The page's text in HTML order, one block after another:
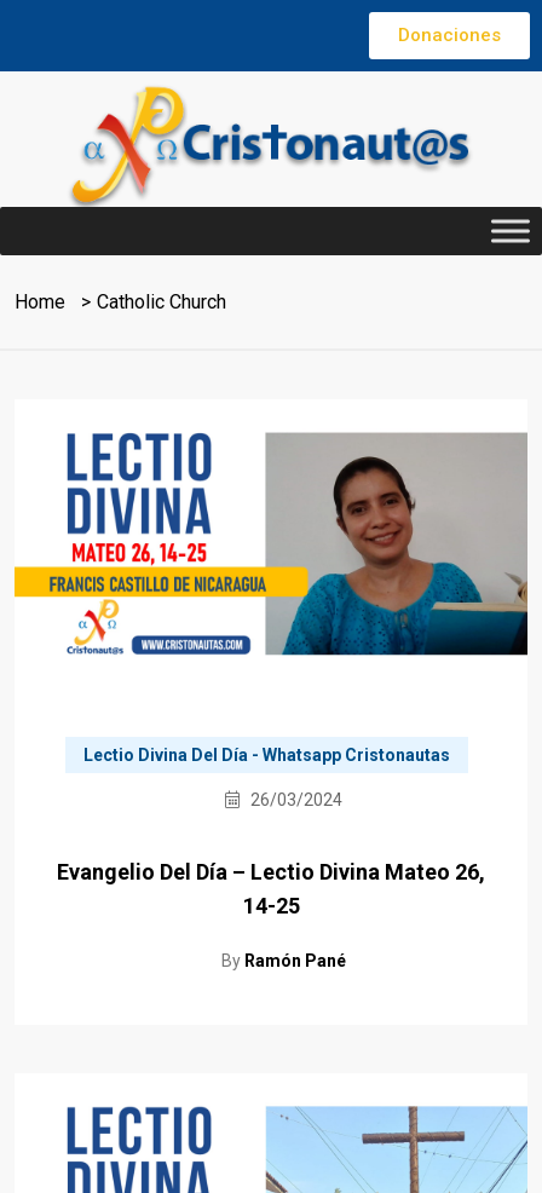
Donaciones
Home Catholic Church
Lectio Divina Del Día - Whatsapp Cristonautas
26/03/2024
Evangelio Del Día – Lectio Divina Mateo 26,
14-25
By Ramón Pané